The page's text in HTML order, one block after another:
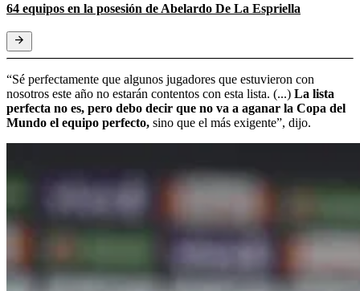
64 equipos en la posesión de Abelardo De La Espriella
“Sé perfectamente que algunos jugadores que estuvieron con
nosotros este año no estarán contentos con esta lista. (...) La lista
perfecta no es, pero debo decir que no va a aganar la Copa del
Mundo el equipo perfecto, sino que el más exigente”, dijo.